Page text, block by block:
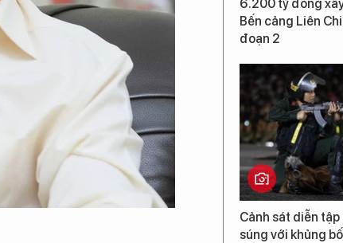
6.200 tỷ đồng
Bến cảng Liên
đoạn 2
Cảnh sát diễn tập
súng với khủng